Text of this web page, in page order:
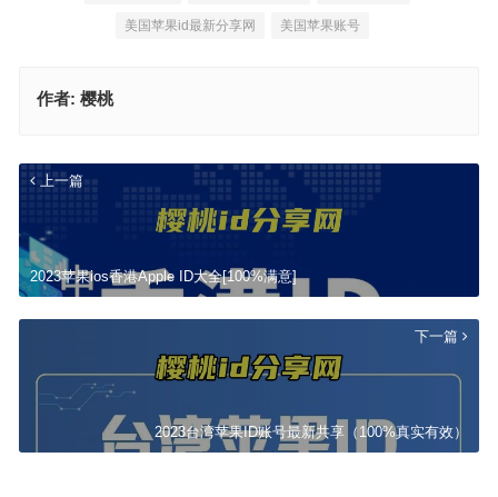
美国苹果id最新分享网 美国苹果账号
作者: 樱桃
上一篇
2023苹果ios香港Apple ID大全[100%满意]
下一篇
2023台湾苹果ID账号最新共享（100%真实有效）